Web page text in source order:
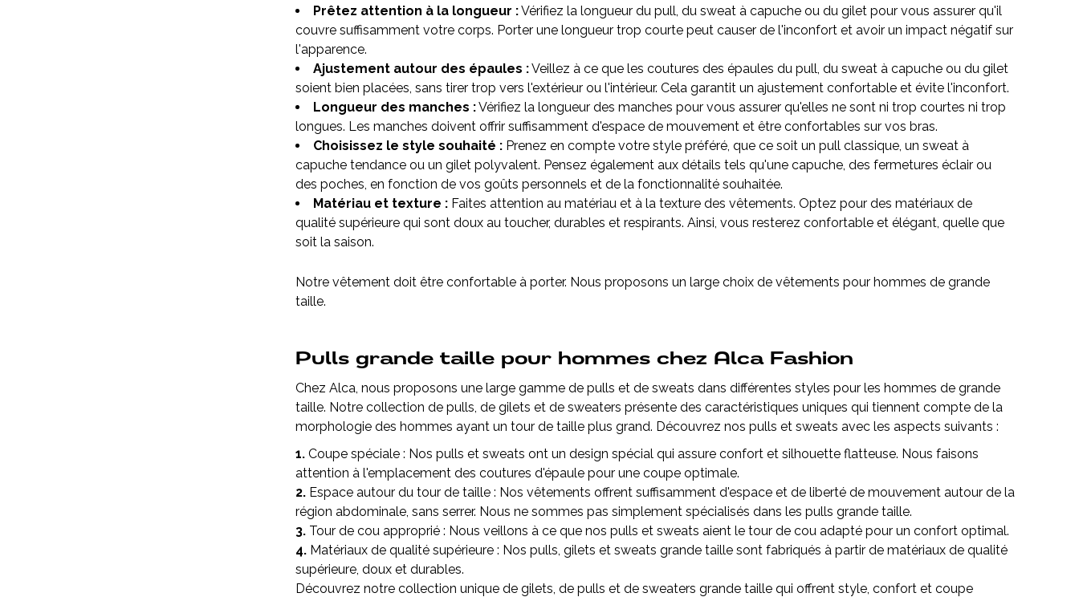
Prêtez attention à la longueur :Vérifiez la longueur du pull, du sweat à capuche ou du gilet pour vous assurer qu'il
couvre suffisamment votre corps. Porter une longueur trop courte peut causer de l'inconfort et avoir un impact négatif sur
l'apparence.
Ajustement autour des épaules :Veillez à ce que les coutures des épaules du pull, du sweat à capuche ou du gilet
soient bien placées, sans tirer trop vers l'extérieur ou l'intérieur. Cela garantit un ajustement confortable et évite l'inconfort.
Longueur des manches :Vérifiez la longueur des manches pour vous assurer qu'elles ne sont ni trop courtes ni trop
longues. Les manches doivent offrir suffisamment d'espace de mouvement et être confortables sur vos bras.
Choisissez le style souhaité : Prenez en compte votre style préféré, que ce soit un pull classique, un sweat à
capuche tendance ou un gilet polyvalent. Pensez également aux détails tels qu'une capuche, des fermetures éclair ou
des poches, en fonction de vos goûts personnels et de la fonctionnalité souhaitée.
Matériau et texture : Faites attention au matériau et à la texture des vêtements. Optez pour des matériaux de
qualité supérieure qui sont doux au toucher, durables et respirants. Ainsi, vous resterez confortable et élégant, quelle que
soit la saison.
Notre vêtement doit être confortable à porter. Nous proposons un large choix de vêtements pour hommes de grande
taille.
Pulls grande taille pour hommes chez Alca Fashion
Chez Alca, nous proposons une large gamme de pulls et de sweats dans différentes styles pour les hommes de grande
taille. Notre collection de pulls, de gilets et de sweaters présente des caractéristiques uniques qui tiennent compte de la
morphologie des hommes ayant un tour de taille plus grand. Découvrez nos pulls et sweats avec les aspects suivants :
1. Coupe spéciale : Nos pulls et sweats ont un design spécial qui assure confort et silhouette flatteuse. Nous faisons
attention à l'emplacement des coutures d'épaule pour une coupe optimale.
2. Espace autour du tour de taille : Nos vêtements offrent suffisamment d'espace et de liberté de mouvement autour de la
région abdominale, sans serrer. Nous ne sommes pas simplement spécialisés dans les pulls grande taille.
3. Tour de cou approprié : Nous veillons à ce que nos pulls et sweats aient le tour de cou adapté pour un confort optimal.
4. Matériaux de qualité supérieure : Nos pulls, gilets et sweats grande taille sont fabriqués à partir de matériaux de qualité
supérieure, doux et durables.
Découvrez notre collection unique de gilets, de pulls et de sweaters grande taille qui offrent style, confort et coupe